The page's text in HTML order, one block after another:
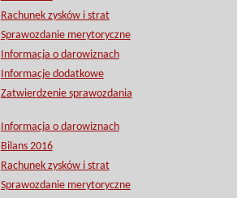
Rachunek zysków i strat
Sprawozdanie merytoryczne
Informacja o darowiznach
Informacje dodatkowe
Zatwierdzenie sprawozdania
Informacja o darowiznach
Bilans 2016
Rachunek zysków i strat
Sprawozdanie merytoryczne